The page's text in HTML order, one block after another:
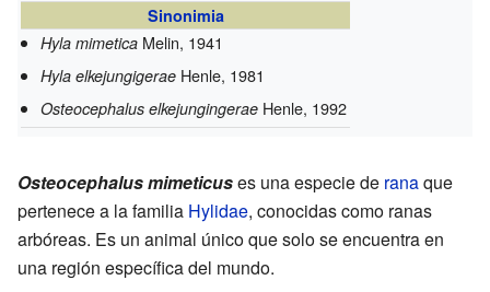
Sinonimia
Hyla mimetica Melin, 1941
Hyla elkejungigerae Henle, 1981
Osteocephalus elkejungingerae Henle, 1992
Osteocephalus mimeticuses una especie de ranaque
pertenece a la familia Hylidae, conocidas como ranas
arbóreas. Es un animal único que solo se encuentra en
una región específica del mundo.